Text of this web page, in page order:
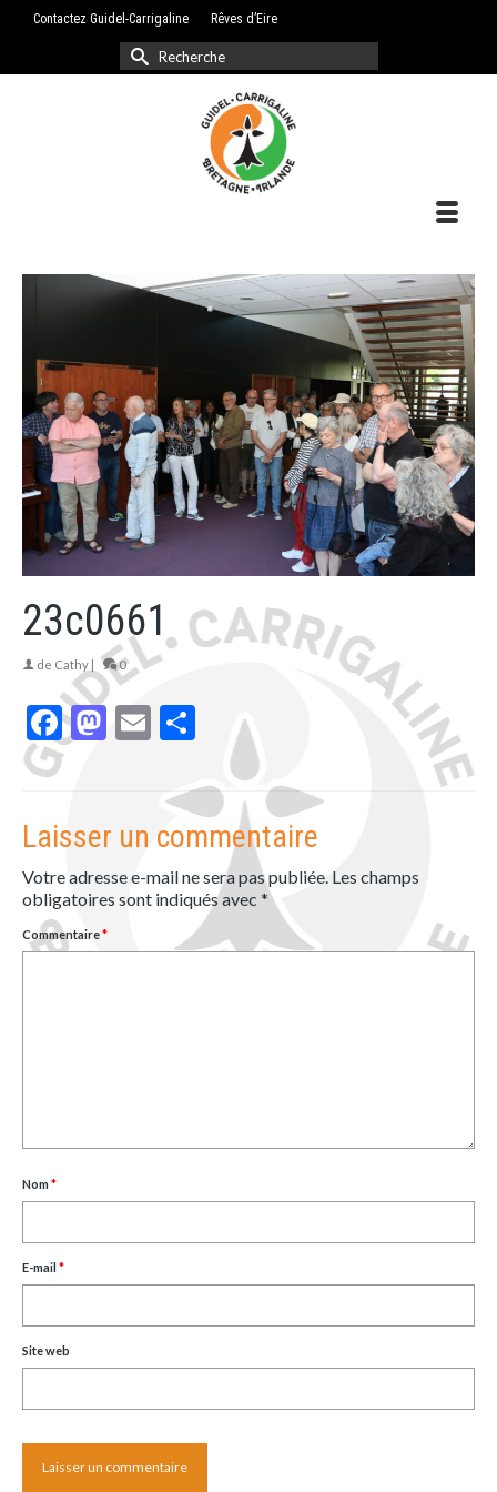
Contactez Guidel-Carrigaline Rêves d’Eire
Rechercher :
23c0661
de Cathy | 0
Facebook
Mastodon
EmailPartager
Laisser un commentaire
Votre adresse e-mail ne sera pas publiée. Les champs
obligatoires sont indiqués avec *
Commentaire*
Nom*
E-mail*
Site web